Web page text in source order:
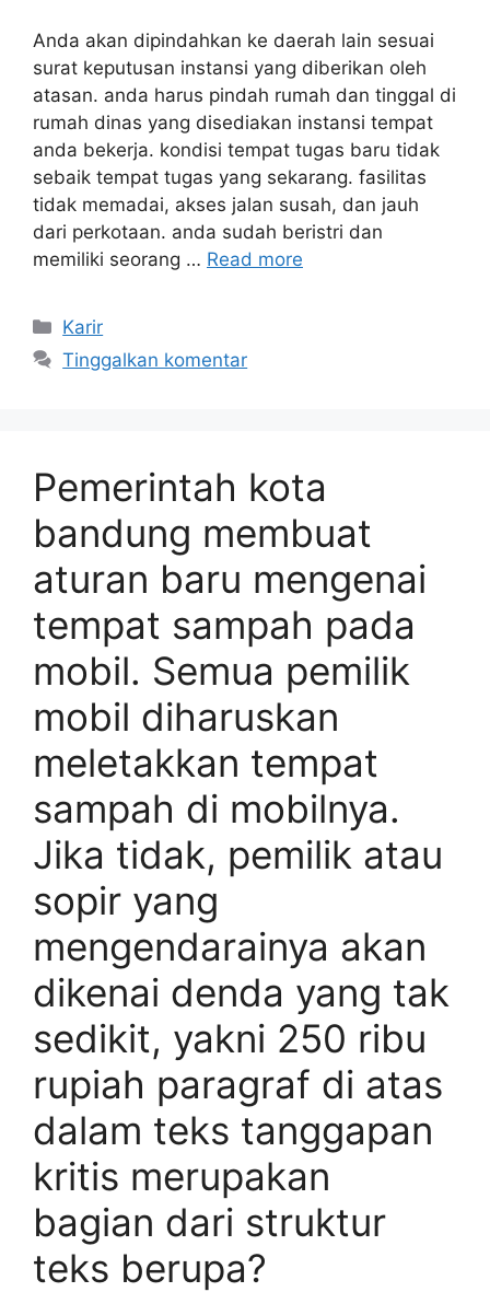
Anda akan dipindahkan ke daerah lain sesuai
surat keputusan instansi yang diberikan oleh
atasan. anda harus pindah rumah dan tinggal di
rumah dinas yang disediakan instansi tempat
anda bekerja. kondisi tempat tugas baru tidak
sebaik tempat tugas yang sekarang. fasilitas
tidak memadai, akses jalan susah, dan jauh
dari perkotaan. anda sudah beristri dan
memiliki seorang … Read more
Kategori
Karir
Tinggalkan komentar
Pemerintah kota
bandung membuat
aturan baru mengenai
tempat sampah pada
mobil. Semua pemilik
mobil diharuskan
meletakkan tempat
sampah di mobilnya.
Jika tidak, pemilik atau
sopir yang
mengendarainya akan
dikenai denda yang tak
sedikit, yakni 250 ribu
rupiah paragraf di atas
dalam teks tanggapan
kritis merupakan
bagian dari struktur
teks berupa?